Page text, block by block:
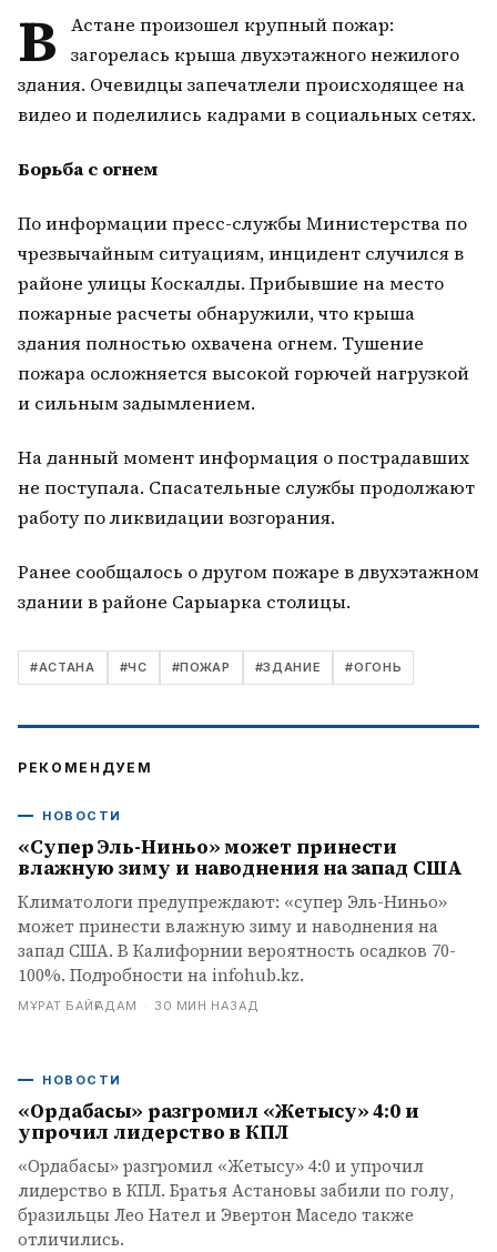
В
Астане произошел крупный пожар:
загорелась крыша двухэтажного нежилого
здания. Очевидцы запечатлели происходящее на
видео и поделились кадрами в социальных сетях.
Борьба с огнем
По информации пресс-службы Министерства по
чрезвычайным ситуациям, инцидент случился в
районе улицы Коскалды. Прибывшие на место
пожарные расчеты обнаружили, что крыша
здания полностью охвачена огнем. Тушение
пожара осложняется высокой горючей нагрузкой
и сильным задымлением.
На данный момент информация о пострадавших
не поступала. Спасательные службы продолжают
работу по ликвидации возгорания.
Ранее сообщалось о другом пожаре в двухэтажном
здании в районе Сарыарка столицы.
#АСТАНА #ЧС #ПОЖАР #ЗДАНИЕ #ОГОНЬ
РЕКОМЕНДУЕМ
НОВОСТИ
«Супер Эль-Ниньо» может принести
влажную зиму и наводнения на запад США
Климатологи предупреждают: «супер Эль-Ниньо»
может принести влажную зиму и наводнения на
запад США. В Калифорнии вероятность осадков 70-
100%. Подробности на infohub.kz.
МҰРАТ БАЙҒАДАМ · 30 МИН НАЗАД
НОВОСТИ
«Ордабасы» разгромил «Жетысу» 4:0 и
упрочил лидерство в КПЛ
«Ордабасы» разгромил «Жетысу» 4:0 и упрочил
лидерство в КПЛ. Братья Астановы забили по голу,
бразильцы Лео Нател и Эвертон Маседо также
отличились.